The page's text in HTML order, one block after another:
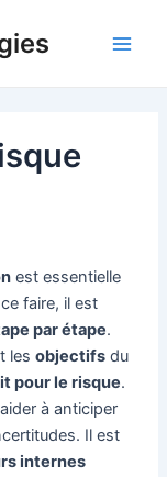
est essentielle
faire, il est
par étape.
lesobjectifs du
pour le risque.
à anticiper
Il est
internes